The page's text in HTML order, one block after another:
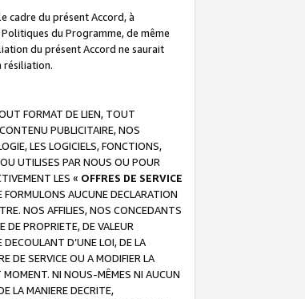
cadre du présent Accord, à
du Programme, de même
du présent Accord ne saurait
résiliation.
FORMAT DE LIEN, TOUT
PUBLICITAIRE, NOS
LES LOGICIELS, FONCTIONS,
UTILISES PAR NOUS OU POUR
LES « OFFRES DE SERVICE
AUCUNE DECLARATION
NOS AFFILIES, NOS CONCEDANTS
PROPRIETE, DE VALEUR
D’UNE LOI, DE LA
DE SERVICE OU A MODIFIER LA
MOMENT. NI NOUS-MÊMES NI AUCUN
LA MANIERE DECRITE,